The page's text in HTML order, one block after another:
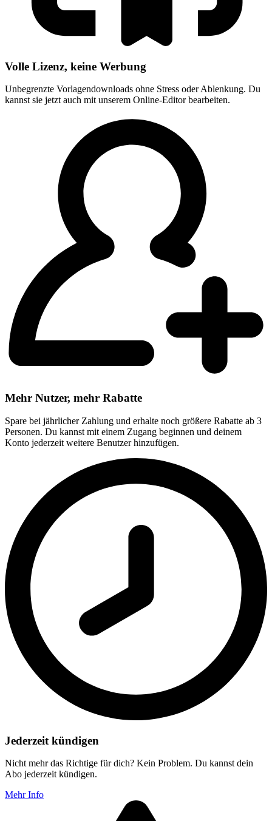
Volle Lizenz, keine Werbung
Unbegrenzte Vorlagendownloads ohne Stress oder Ablenkung. Du
kannst sie jetzt auch mit unserem Online-Editor bearbeiten.
Mehr Nutzer, mehr Rabatte
Spare bei jährlicher Zahlung und erhalte noch größere Rabatte ab 3
Personen. Du kannst mit einem Zugang beginnen und deinem
Konto jederzeit weitere Benutzer hinzufügen.
Jederzeit kündigen
Nicht mehr das Richtige für dich? Kein Problem. Du kannst dein
Abo jederzeit kündigen.
Mehr Info